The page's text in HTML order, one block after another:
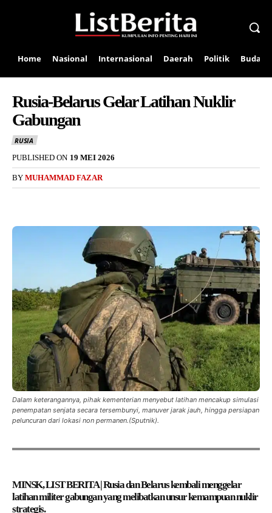
Home Nasional Internasional Daerah Politik Budaya
Rusia-Belarus Gelar Latihan Nuklir
Gabungan
RUSIA
PUBLISHED ON 19 MEI 2026
BY MUHAMMAD FAZAR
Dalam keterangannya, pihak kementerian menyebut latihan mencakup simulasi
penempatan senjata secara tersembunyi, manuver jarak jauh, hingga persiapan
peluncuran dari lokasi non permanen.(Sputnik).
MINSK, LIST BERITA | Rusia dan Belarus kembali menggelar
latihan militer gabungan yang melibatkan unsur kemampuan nuklir
strategis.